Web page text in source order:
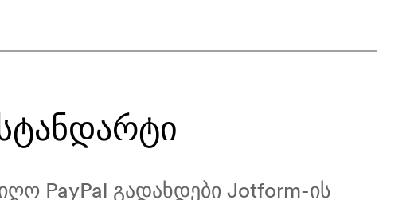
PayPal გადახდები Jotform-ის